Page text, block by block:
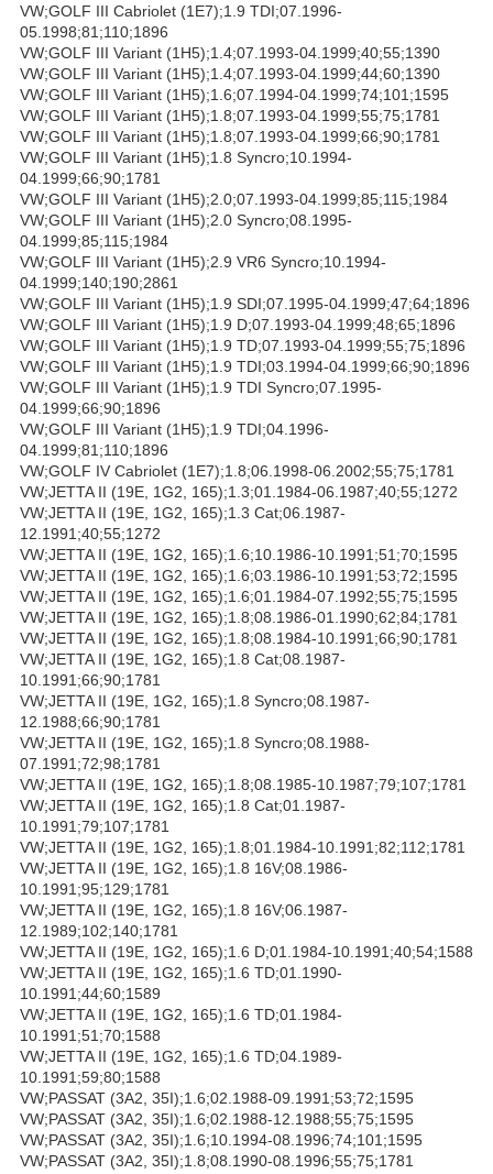
VW;GOLF III Cabriolet (1E7);1.9 TDI;07.1996-
05.1998;81;110;1896
VW;GOLF III Variant (1H5);1.4;07.1993-04.1999;40;55;1390
VW;GOLF III Variant (1H5);1.4;07.1993-04.1999;44;60;1390
VW;GOLF III Variant (1H5);1.6;07.1994-04.1999;74;101;1595
VW;GOLF III Variant (1H5);1.8;07.1993-04.1999;55;75;1781
VW;GOLF III Variant (1H5);1.8;07.1993-04.1999;66;90;1781
VW;GOLF III Variant (1H5);1.8 Syncro;10.1994-
04.1999;66;90;1781
VW;GOLF III Variant (1H5);2.0;07.1993-04.1999;85;115;1984
VW;GOLF III Variant (1H5);2.0 Syncro;08.1995-
04.1999;85;115;1984
VW;GOLF III Variant (1H5);2.9 VR6 Syncro;10.1994-
04.1999;140;190;2861
VW;GOLF III Variant (1H5);1.9 SDI;07.1995-04.1999;47;64;1896
VW;GOLF III Variant (1H5);1.9 D;07.1993-04.1999;48;65;1896
VW;GOLF III Variant (1H5);1.9 TD;07.1993-04.1999;55;75;1896
VW;GOLF III Variant (1H5);1.9 TDI;03.1994-04.1999;66;90;1896
VW;GOLF III Variant (1H5);1.9 TDI Syncro;07.1995-
04.1999;66;90;1896
VW;GOLF III Variant (1H5);1.9 TDI;04.1996-
04.1999;81;110;1896
VW;GOLF IV Cabriolet (1E7);1.8;06.1998-06.2002;55;75;1781
VW;JETTA II (19E, 1G2, 165);1.3;01.1984-06.1987;40;55;1272
VW;JETTA II (19E, 1G2, 165);1.3 Cat;06.1987-
12.1991;40;55;1272
VW;JETTA II (19E, 1G2, 165);1.6;10.1986-10.1991;51;70;1595
VW;JETTA II (19E, 1G2, 165);1.6;03.1986-10.1991;53;72;1595
VW;JETTA II (19E, 1G2, 165);1.6;01.1984-07.1992;55;75;1595
VW;JETTA II (19E, 1G2, 165);1.8;08.1986-01.1990;62;84;1781
VW;JETTA II (19E, 1G2, 165);1.8;08.1984-10.1991;66;90;1781
VW;JETTA II (19E, 1G2, 165);1.8 Cat;08.1987-
10.1991;66;90;1781
VW;JETTA II (19E, 1G2, 165);1.8 Syncro;08.1987-
12.1988;66;90;1781
VW;JETTA II (19E, 1G2, 165);1.8 Syncro;08.1988-
07.1991;72;98;1781
VW;JETTA II (19E, 1G2, 165);1.8;08.1985-10.1987;79;107;1781
VW;JETTA II (19E, 1G2, 165);1.8 Cat;01.1987-
10.1991;79;107;1781
VW;JETTA II (19E, 1G2, 165);1.8;01.1984-10.1991;82;112;1781
VW;JETTA II (19E, 1G2, 165);1.8 16V;08.1986-
10.1991;95;129;1781
VW;JETTA II (19E, 1G2, 165);1.8 16V;06.1987-
12.1989;102;140;1781
VW;JETTA II (19E, 1G2, 165);1.6 D;01.1984-10.1991;40;54;1588
VW;JETTA II (19E, 1G2, 165);1.6 TD;01.1990-
10.1991;44;60;1589
VW;JETTA II (19E, 1G2, 165);1.6 TD;01.1984-
10.1991;51;70;1588
VW;JETTA II (19E, 1G2, 165);1.6 TD;04.1989-
10.1991;59;80;1588
VW;PASSAT (3A2, 35I);1.6;02.1988-09.1991;53;72;1595
VW;PASSAT (3A2, 35I);1.6;02.1988-12.1988;55;75;1595
VW;PASSAT (3A2, 35I);1.6;10.1994-08.1996;74;101;1595
VW;PASSAT (3A2, 35I);1.8;08.1990-08.1996;55;75;1781